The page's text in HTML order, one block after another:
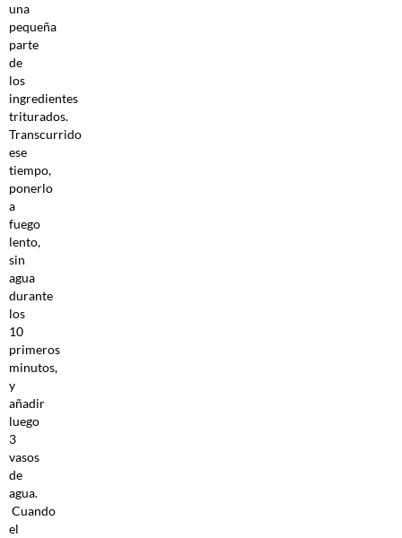
una
pequeña
parte
de
los
ingredientes
triturados.
Transcurrido
ese
tiempo,
ponerlo
a
fuego
lento,
sin
agua
durante
los
10
primeros
minutos,
y
añadir
luego
3
vasos
de
agua.
Cuando
el